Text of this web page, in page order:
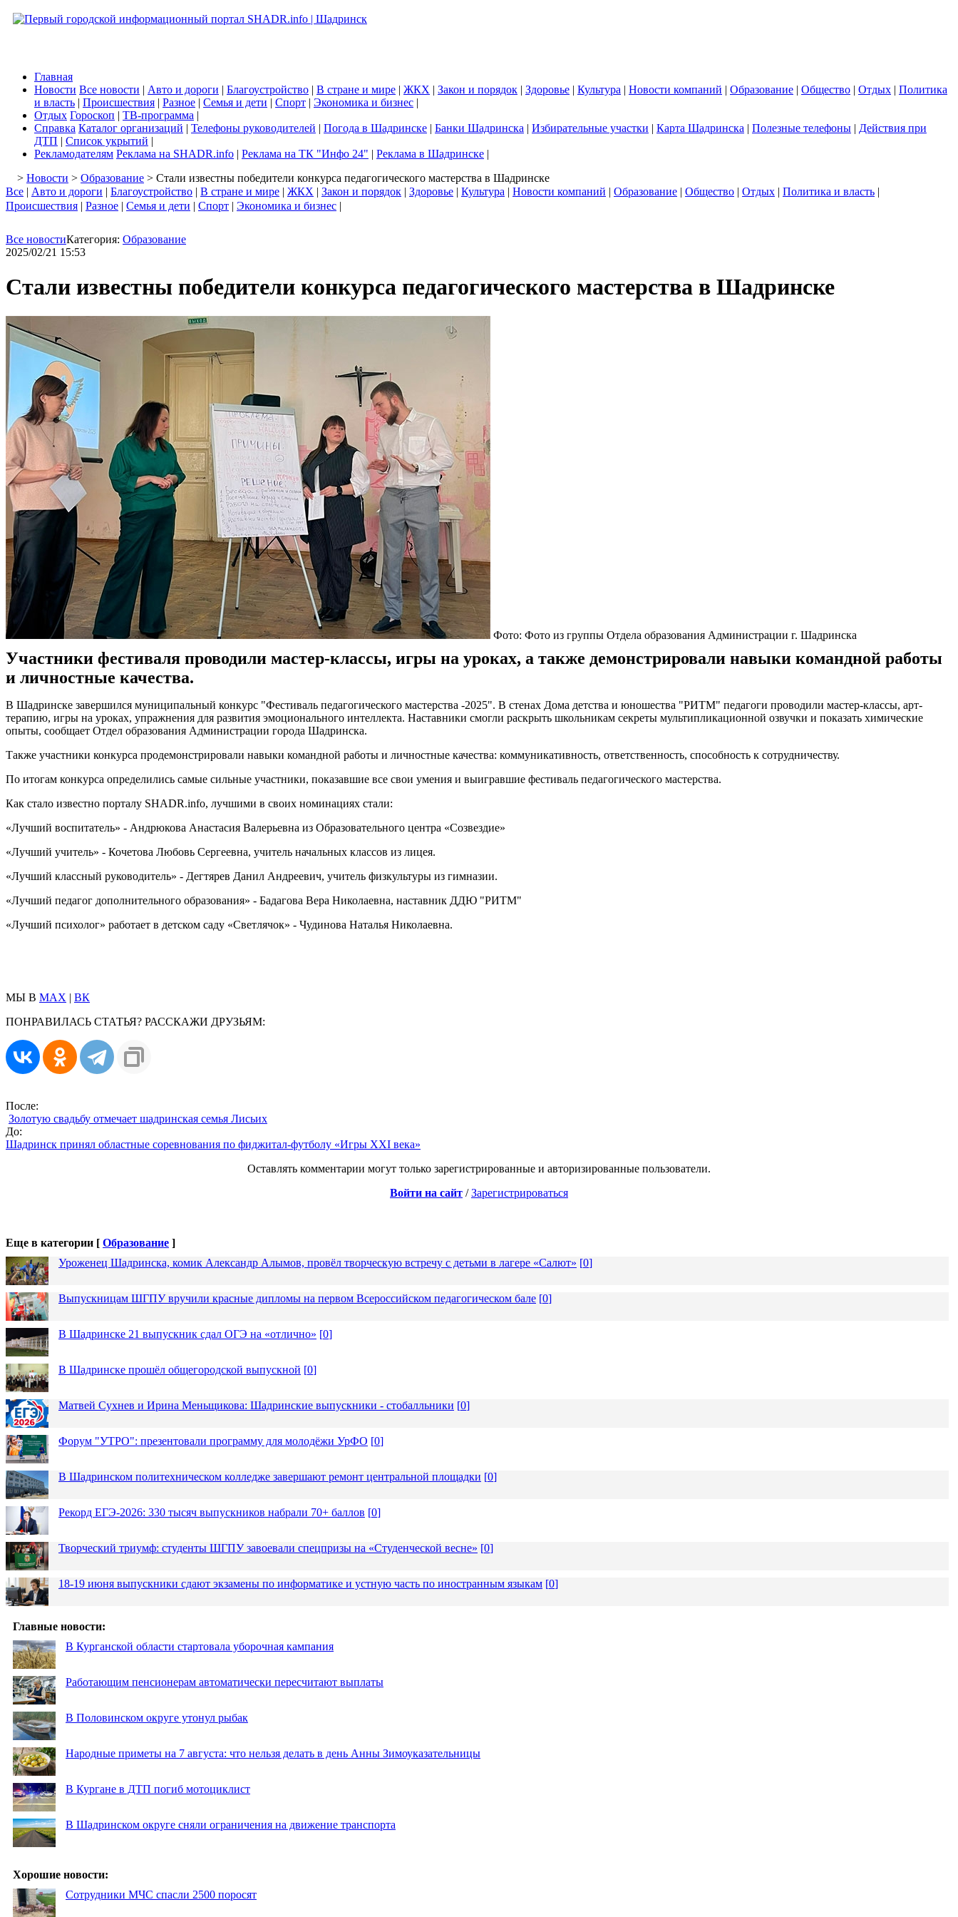
Главная
Новости Все новости | Авто и дороги | Благоустройство | В стране и мире | ЖКХ | Закон и порядок | Здоровье | Культура | Новости компаний | Образование | Общество | Отдых | Политика
и власть | Происшествия | Разное | Семья и дети | Спорт | Экономика и бизнес |
Отдых Гороскоп | ТВ-программа |
Справка Каталог организаций | Телефоны руководителей | Погода в Шадринске | Банки Шадринска | Избирательные участки | Карта Шадринска | Полезные телефоны | Действия при
ДТП | Список укрытий |
Рекламодателям Реклама на SHADR.info | Реклама на ТК "Инфо 24" | Реклама в Шадринске |
> Новости > Образование > Стали известны победители конкурса педагогического мастерства в Шадринске
Все | Авто и дороги | Благоустройство | В стране и мире | ЖКХ | Закон и порядок | Здоровье | Культура | Новости компаний | Образование | Общество | Отдых | Политика и власть |
Происшествия | Разное | Семья и дети | Спорт | Экономика и бизнес |
Все новостиКатегория: Образование
2025/02/21 15:53
Стали известны победители конкурса педагогического мастерства в Шадринске
Фото: Фото из группы Отдела образования Администрации г. Шадринска
Участники фестиваля проводили мастер-классы, игры на уроках, а также демонстрировали навыки командной работы
и личностные качества.
В Шадринске завершился муниципальный конкурс "Фестиваль педагогического мастерства -2025". В стенах Дома детства и юношества "РИТМ" педагоги проводили мастер-классы, арт-
терапию, игры на уроках, упражнения для развития эмоционального интеллекта. Наставники смогли раскрыть школьникам секреты мультипликационной озвучки и показать химические
опыты, сообщает Отдел образования Администрации города Шадринска.
Также участники конкурса продемонстрировали навыки командной работы и личностные качества: коммуникативность, ответственность, способность к сотрудничеству.
По итогам конкурса определились самые сильные участники, показавшие все свои умения и выигравшие фестиваль педагогического мастерства.
Как стало известно порталу SHADR.info, лучшими в своих номинациях стали:
«Лучший воспитатель» - Андрюкова Анастасия Валерьевна из Образовательного центра «Созвездие»
«Лучший учитель» - Кочетова Любовь Сергеевна, учитель начальных классов из лицея.
«Лучший классный руководитель» - Дегтярев Данил Андреевич, учитель физкультуры из гимназии.
«Лучший педагог дополнительного образования» - Бадагова Вера Николаевна, наставник ДДЮ "РИТМ"
«Лучший психолог» работает в детском саду «Светлячок» - Чудинова Наталья Николаевна.
МЫ В MAX | ВК
ПОНРАВИЛАСЬ СТАТЬЯ? РАССКАЖИ ДРУЗЬЯМ:
После:
Золотую свадьбу отмечает шадринская семья Лисьих
До:
Шадринск принял областные соревнования по фиджитал-футболу «Игры XXI века»
Оставлять комментарии могут только зарегистрированные и авторизированные пользователи.
Войти на сайт /Зарегистрироваться
Еще в категории [ Образование ]
Уроженец Шадринска, комик Александр Алымов, провёл творческую встречу с детьми в лагере «Салют» [0]
Выпускницам ШГПУ вручили красные дипломы на первом Всероссийском педагогическом бале [0]
В Шадринске 21 выпускник сдал ОГЭ на «отлично» [0]
В Шадринске прошёл общегородской выпускной [0]
Матвей Сухнев и Ирина Меньщикова: Шадринские выпускники - стобалльники [0]
Форум "УТРО": презентовали программу для молодёжи УрФО [0]
В Шадринском политехническом колледже завершают ремонт центральной площадки [0]
Рекорд ЕГЭ-2026: 330 тысяч выпускников набрали 70+ баллов [0]
Творческий триумф: студенты ШГПУ завоевали спецпризы на «Студенческой весне» [0]
18-19 июня выпускники сдают экзамены по информатике и устную часть по иностранным языкам [0]
Главные новости:
В Курганской области стартовала уборочная кампания
Работающим пенсионерам автоматически пересчитают выплаты
В Половинском округе утонул рыбак
Народные приметы на 7 августа: что нельзя делать в день Анны Зимоуказательницы
В Кургане в ДТП погиб мотоциклист
В Шадринском округе сняли ограничения на движение транспорта
Хорошие новости:
Сотрудники МЧС спасли 2500 поросят